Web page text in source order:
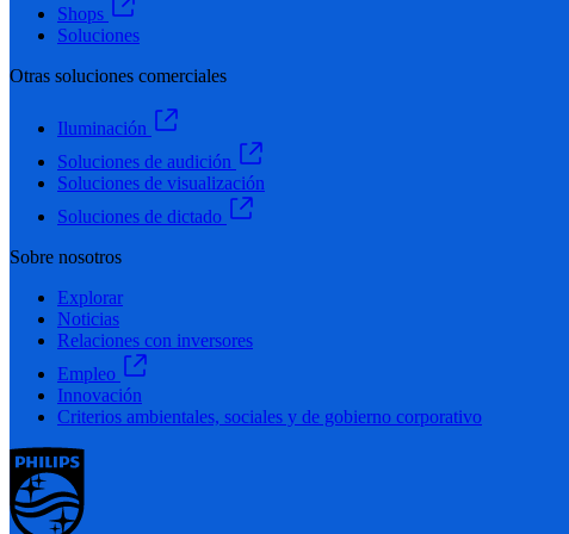
Shops
Soluciones
Otras soluciones comerciales
Iluminación
Soluciones de audición
Soluciones de visualización
Soluciones de dictado
Sobre nosotros
Explorar
Noticias
Relaciones con inversores
Empleo
Innovación
Criterios ambientales, sociales y de gobierno corporativo